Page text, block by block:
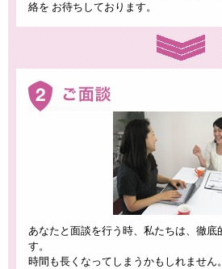
絡を お待ちしております。
あなたと面談を行う時、私たちは、徹底
す。
時間も長くなってしまうかもしれません。